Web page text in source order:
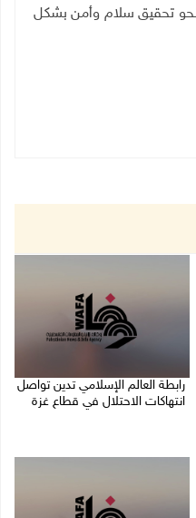
تحقيق سلام وأمن بشكل
رابطة العالم الإسلامي تدين تواصل
انتهاكات الاحتلال في قطاع غزة